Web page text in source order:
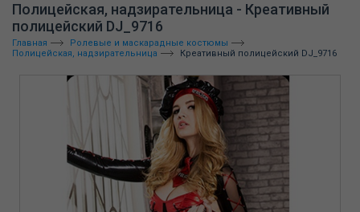
Полицейская, надзирательница - Креативный
полицейский DJ_9716
Главная
Ролевые и маскарадные костюмы
Полицейская, надзирательница
Креативный полицейский DJ_9716